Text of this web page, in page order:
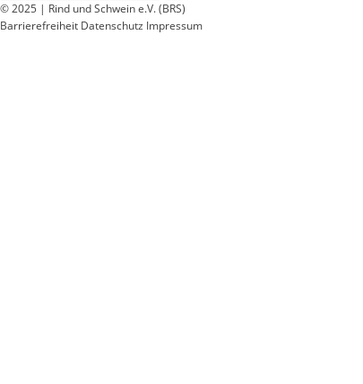
© 2025 | Rind und Schwein e.V. (BRS)
Barrierefreiheit Datenschutz Impressum